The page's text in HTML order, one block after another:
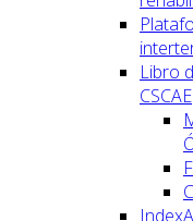
Libro
CSCAE